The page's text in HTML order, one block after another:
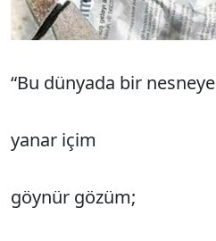
“Bu dünyada bir nesneye
yanar içim
göynür gözüm;